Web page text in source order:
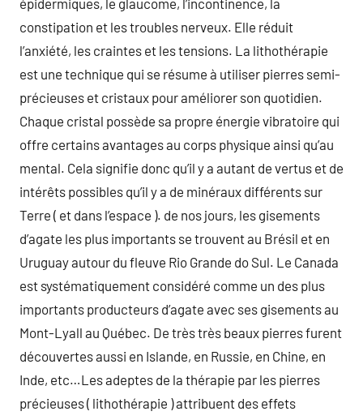
épidermiques, le glaucome, l’incontinence, la
constipation et les troubles nerveux. Elle réduit
l’anxiété, les craintes et les tensions. La lithothérapie
est une technique qui se résume à utiliser pierres semi-
précieuses et cristaux pour améliorer son quotidien.
Chaque cristal possède sa propre énergie vibratoire qui
offre certains avantages au corps physique ainsi qu’au
mental. Cela signifie donc qu’il y a autant de vertus et de
intérêts possibles qu’il y a de minéraux différents sur
Terre ( et dans l’espace ). de nos jours, les gisements
d’agate les plus importants se trouvent au Brésil et en
Uruguay autour du fleuve Rio Grande do Sul. Le Canada
est systématiquement considéré comme un des plus
importants producteurs d’agate avec ses gisements au
Mont-Lyall au Québec. De très très beaux pierres furent
découvertes aussi en Islande, en Russie, en Chine, en
Inde, etc…Les adeptes de la thérapie par les pierres
précieuses ( lithothérapie ) attribuent des effets